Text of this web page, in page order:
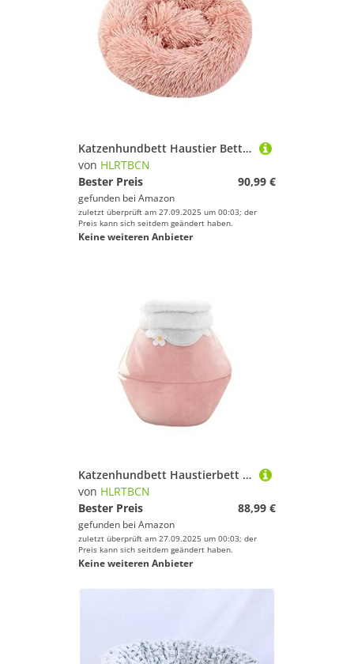
Katzenhundbett Haustier Bett Zwinger Haustier Bett rund Hundebett Lange Plüsch Haustierbetten für kleine mittelgute Haustiere Welpen Matte Zwinger Couch für Hunde Katzen Korb Hundebett Welpe Sofa
von HLRTBCN
Bester Preis
90,99 €
gefunden bei Amazon
zuletzt überprüft am 27.09.2025 um 00:03; der
Preis kann sich seitdem geändert haben.
Keine weiteren Anbieter
Katzenhundbett Haustierbett Zwinger Katzenbettwäsche Katzenbett für Kätzchen kleiner Hund, 3-in-1-Haustier-Bett-Katzenzelt mit beweglicher Matte und zusammenklappbarer Decken-Hundebett-Welpensofa
von HLRTBCN
Bester Preis
88,99 €
gefunden bei Amazon
zuletzt überprüft am 27.09.2025 um 00:03; der
Preis kann sich seitdem geändert haben.
Keine weiteren Anbieter